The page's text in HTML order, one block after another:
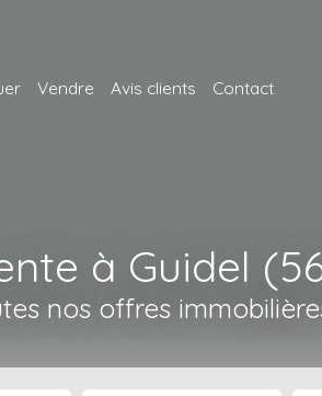
Vendre Avis clients Contact
à Guidel
nos offres